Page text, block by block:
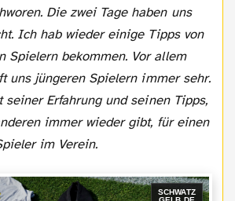
Die zwei Tage haben uns
Ich hab wieder einige Tipps von
Spielern bekommen. Vor allem
uns jüngeren Spielern immer sehr.
Erfahrung und seinen Tipps,
immer wieder gibt, für einen
im Verein.
SCHWATZ